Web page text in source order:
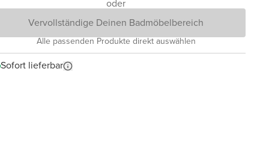
oder
Vervollständige Deinen Badmöbelbereich
Alle passenden Produkte direkt auswählen
Sofort lieferbar